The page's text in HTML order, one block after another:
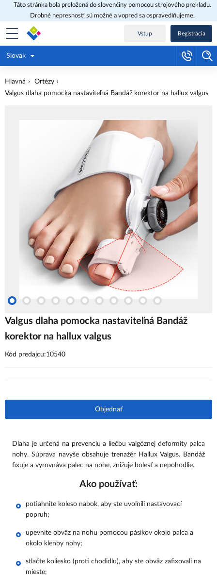
Táto stránka bola preložená do slovenčiny pomocou strojového prekladu.
Drobné nepresnosti sú možné a vopred sa ospravedlňujeme.
Vstup Registrácia
Slovak
Hlavná
Ortézy
Valgus dlaha pomocka nastaviteľná Bandáž korektor na hallux valgus
Valgus dlaha pomocka nastaviteľná Bandáž
korektor na hallux valgus
Kód predajcu:10540
Objednať
Dlaha je určená na prevenciu a liečbu valgóznej deformity palca
nohy. Súprava navyše obsahuje trenažér Hallux Valgus. Bandáž
fixuje a vyrovnáva palec na nohe, znižuje bolesť a nepohodlie.
Ako používať:
potiahnite koleso nabok, aby ste uvoľnili nastavovací
popruh;
upevnite obväz na nohu pomocou pásikov okolo palca a
okolo klenby nohy;
stlačte koliesko (proti chodidlu), aby ste obväz zafixovali na
mieste;